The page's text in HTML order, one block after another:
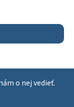
o nej vedieť.